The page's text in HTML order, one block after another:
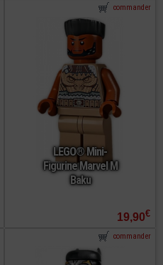
LEGO® Mini-
Figurine Marvel M
Baku
19,90€
commander
commander